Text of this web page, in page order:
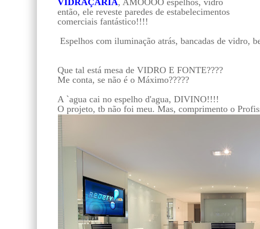
então, ele reveste paredes de estabelecimentos
comerciais fantástico!!!!
Espelhos com iluminação atrás, bancadas de vidro,
Que tal está mesa de VIDRO E FONTE????
Me conta, se não é o Máximo?????
A `agua cai no espelho d'agua, DIVINO!!!!
O projeto, tb não foi meu. Mas, comprimento o